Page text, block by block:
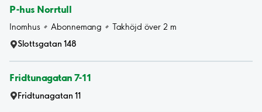
P-hus Norrtull
Inomhus Abonnemang
Takhöjd över 2 m
Slottsgatan 148
Fridtunagatan 7-11
Fridtunagatan 11